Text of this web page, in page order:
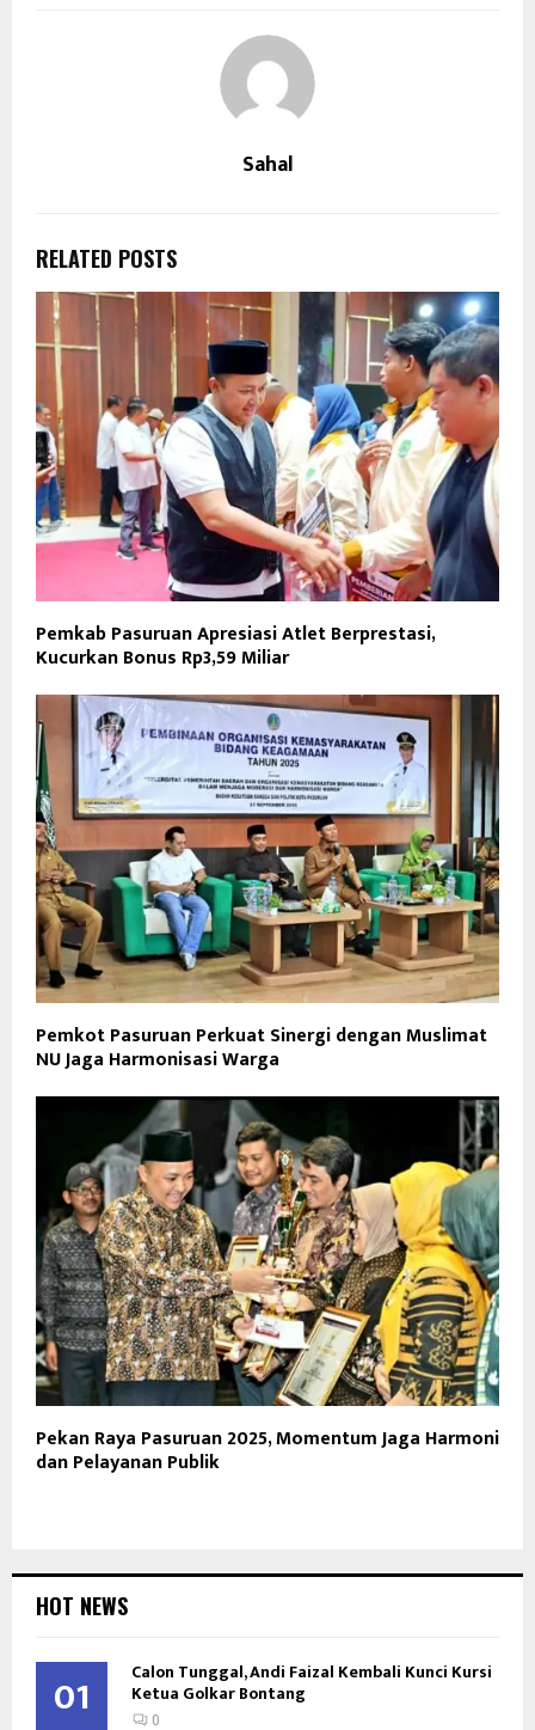
Sahal
RELATED POSTS
Pemkab Pasuruan Apresiasi Atlet Berprestasi,
Kucurkan Bonus Rp3,59 Miliar
Pemkot Pasuruan Perkuat Sinergi dengan Muslimat
NU Jaga Harmonisasi Warga
Pekan Raya Pasuruan 2025, Momentum Jaga Harmoni
dan Pelayanan Publik
HOT NEWS
01 Calon Tunggal, Andi Faizal Kembali Kunci Kursi
Ketua Golkar Bontang
0